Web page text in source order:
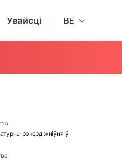
Увайсці BE
рэкорд жніўня ў